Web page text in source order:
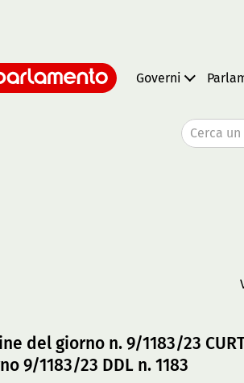
Governi
Cerca
del giorno n. 9/1183/23
9/1183/23 DDL n. 1183